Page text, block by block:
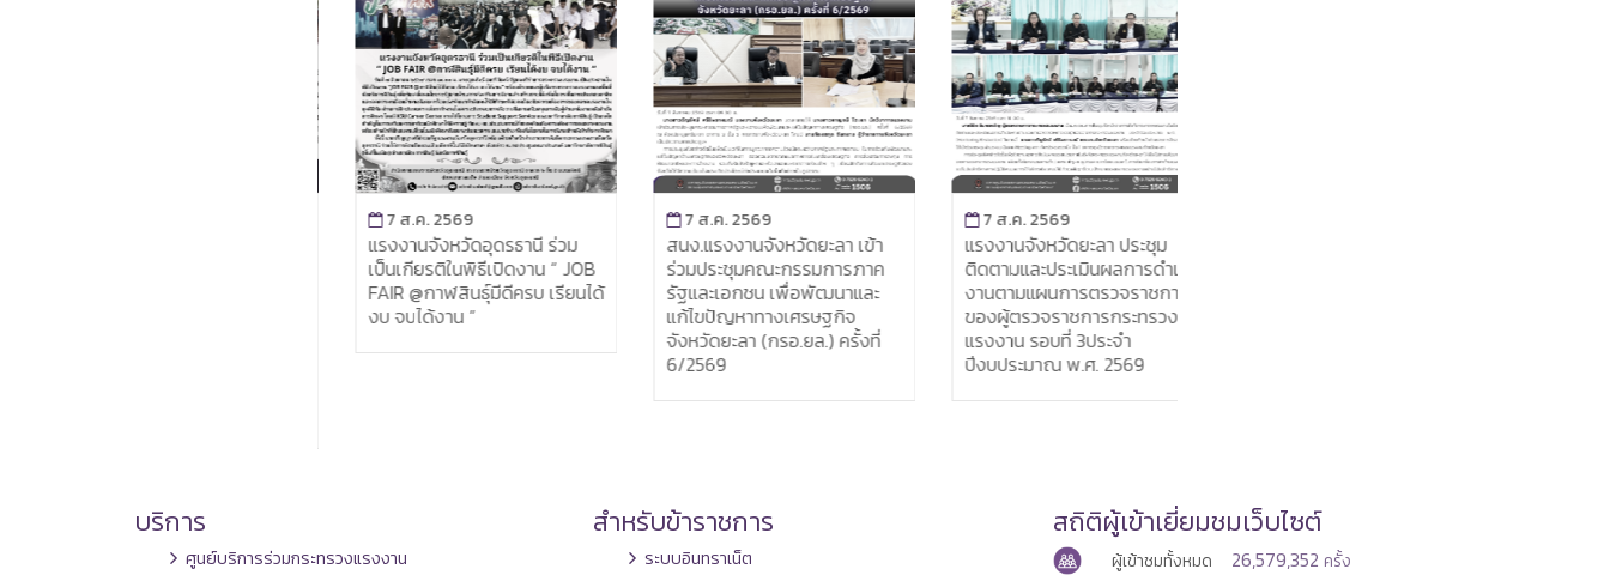
7 ส.ค. 2569
แรงงานจังหวัดอุดรธานี ร่วม
เป็นเกียรติในพิธีเปิดงาน “ JOB
FAIR @กาฬสินธุ์มีดีครบ เรียนได้
งบ จบได้งาน ”
7 ส.ค. 2569
สนง.แรงงานจังหวัดยะลา เข้า
ร่วมประชุมคณะกรรมการภาค
รัฐและเอกชน เพื่อพัฒนาและ
แก้ไขปัญหาทางเศรษฐกิจ
จังหวัดยะลา (กรอ.ยล.) ครั้งที่
6/2569
7 ส.ค. 2569
แรงงานจังหวัดยะลา ประชุม
ติดตามและประเมินผลการดำเนิน
งานตามแผนการตรวจราชการ
ของผู้ตรวจราชการกระทรวง
แรงงาน รอบที่ 3ประจำ
ปีงบประมาณ พ.ศ. 2569
บริการ
ศูนย์บริการร่วมกระทรวงแรงงาน
สำหรับข้าราชการ
ระบบอินทราเน็ต
สถิติผู้เข้าเยี่ยมชมเว็บไซต์
ผู้เข้าชมทั้งหมด 26,579,352 ครั้ง